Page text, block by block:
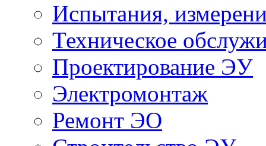
Испытания,
Техническое
Проектирование ЭУ
Электромонтаж
Ремонт ЭО